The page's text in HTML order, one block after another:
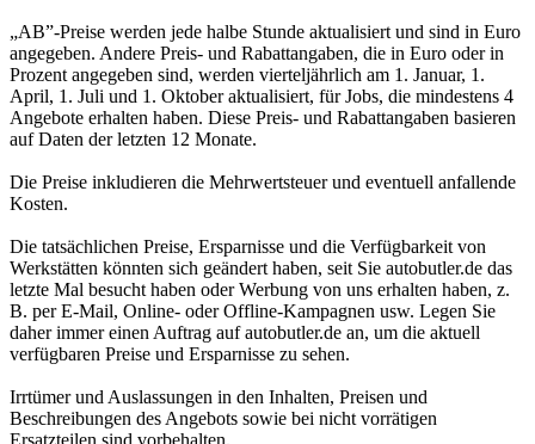
„AB”-Preise werden jede halbe Stunde aktualisiert und sind in Euro
angegeben. Andere Preis- und Rabattangaben, die in Euro oder in
Prozent angegeben sind, werden vierteljährlich am 1. Januar, 1.
April, 1. Juli und 1. Oktober aktualisiert, für Jobs, die mindestens 4
Angebote erhalten haben. Diese Preis- und Rabattangaben basieren
auf Daten der letzten 12 Monate.
Die Preise inkludieren die Mehrwertsteuer und eventuell anfallende
Kosten.
Die tatsächlichen Preise, Ersparnisse und die Verfügbarkeit von
Werkstätten könnten sich geändert haben, seit Sie autobutler.de das
letzte Mal besucht haben oder Werbung von uns erhalten haben, z.
B. per E-Mail, Online- oder Offline-Kampagnen usw. Legen Sie
daher immer einen Auftrag auf autobutler.de an, um die aktuell
verfügbaren Preise und Ersparnisse zu sehen.
Irrtümer und Auslassungen in den Inhalten, Preisen und
Beschreibungen des Angebots sowie bei nicht vorrätigen
Ersatzteilen sind vorbehalten.